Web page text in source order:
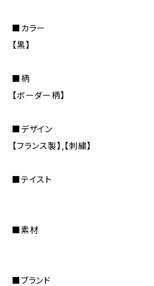
■カラー
【黒】
■柄
【ボーダー柄】
■デザイン
【フランス製】,【刺繍】
■テイスト
■素材
■ブランド